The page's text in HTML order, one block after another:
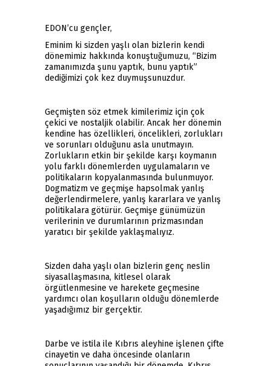
EDON’cu gençler,
Eminim ki sizden yaşlı olan bizlerin kendi
dönemimiz hakkında konuştuğumuzu, “Bizim
zamanımızda şunu yaptık, bunu yaptık”
dediğimizi çok kez duymuşsunuzdur.
Geçmişten söz etmek kimilerimiz için çok
çekici ve nostaljik olabilir. Ancak her dönemin
kendine has özellikleri, öncelikleri, zorlukları
ve sorunları olduğunu asla unutmayın.
Zorlukların etkin bir şekilde karşı koymanın
yolu farklı dönemlerden uygulamaların ve
politikaların kopyalanmasında bulunmuyor.
Dogmatizm ve geçmişe hapsolmak yanlış
değerlendirmelere, yanlış kararlara ve yanlış
politikalara götürür. Geçmişe günümüzün
verilerinin ve durumlarının prizmasından
yaratıcı bir şekilde yaklaşmalıyız.
Sizden daha yaşlı olan bizlerin genç neslin
siyasallaşmasına, kitlesel olarak
örgütlenmesine ve harekete geçmesine
yardımcı olan koşulların olduğu dönemlerde
yaşadığımız bir gerçektir.
Darbe ve istila ile Kıbrıs aleyhine işlenen çifte
cinayetin ve daha öncesinde olanların